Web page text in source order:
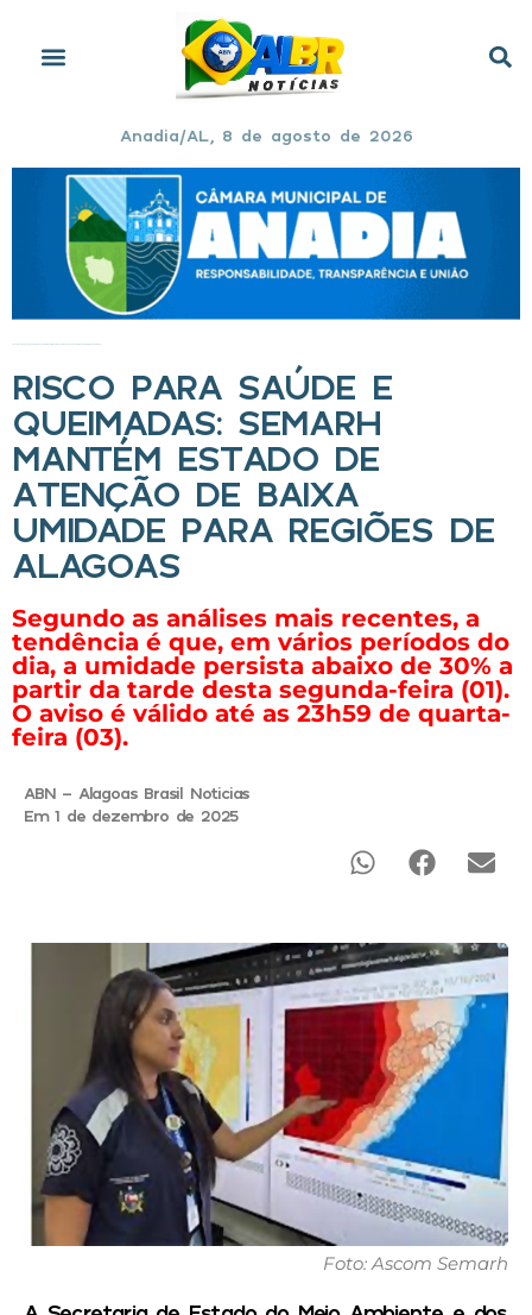
Anadia/AL, 8 de agosto de 2026
RISCO PARA SAÚDE E
QUEIMADAS: SEMARH
MANTÉM ESTADO DE
ATENÇÃO DE BAIXA
UMIDADE PARA REGIÕES DE
ALAGOAS
Segundo as análises mais recentes, a
tendência é que, em vários períodos do
dia, a umidade persista abaixo de 30% a
partir da tarde desta segunda-feira (01).
O aviso é válido até as 23h59 de quarta-
feira (03).
ABN - Alagoas Brasil Noticias
Em 1 de dezembro de 2025
Foto: Ascom Semarh